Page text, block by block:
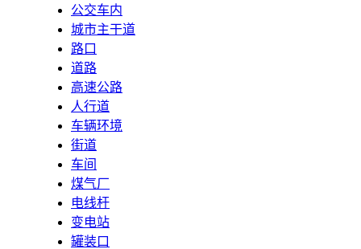
公交车内
城市主干道
路口
道路
高速公路
人行道
车辆环境
街道
车间
煤气厂
电线杆
变电站
罐装口